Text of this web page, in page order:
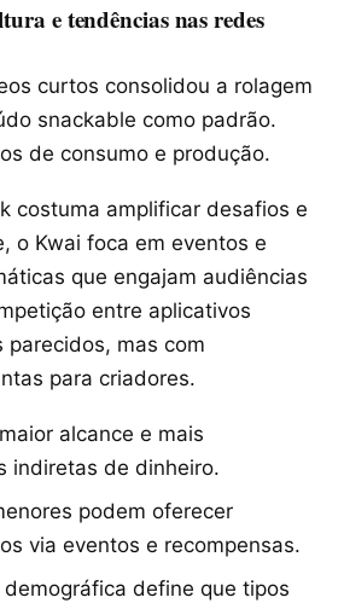
e tendências nas redes
curtos consolidou a rolagem
snackable como padrão.
de consumo e produção.
costuma amplificar desafios e
o Kwai foca em eventos e
que engajam audiências
entre aplicativos
parecidos, mas com
para criadores.
alcance e mais
indiretas de dinheiro.
podem oferecer
via eventos e recompensas.
define que tipos